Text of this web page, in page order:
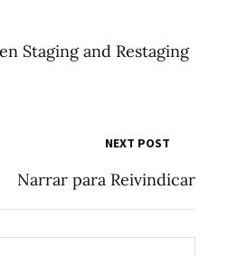
Staging and Restaging
NEXT POST
Narrar para Reivindicar